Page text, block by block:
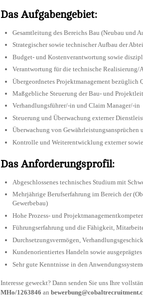
Das Aufgabengebiet:
Gesamtleitung des Bereichs Bau (Neubau und
Strategischer sowie technischer Aufbau der
Budget- und Kostenverantwortung sowie
Verantwortung für die technische Realisierung/
Übergeordnetes Projektmanagement
Maßgebliche Steuerung der Bau- und
Verhandlungsführer/-in und Claim Manager/-in
Steuerung und Überwachung externer
Überwachung von Gewährleistungsansprüchen
Kontrolle und Weiterentwicklung externer
Das Anforderungsprofil:
Abgeschlossenes technisches Studium mit
Mehrjährige Berufserfahrung im Bereich der
Gewerbebau)
Hohe Prozess- und
Führungserfahrung und die Fähigkeit,
Durchsetzungsvermögen,
Kundenorientiertes Handeln sowie
Sehr gute Kenntnisse in den
Interesse geweckt? Dann senden Sie uns Ihre
MHo/1263846 an